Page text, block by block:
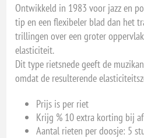
Ontwikkeld in 1983 voor jazz en
tip en een flexibeler blad dan het
trillingen over een groter
elasticiteit.
Dit type rietsnede geeft de
omdat de resulterende
Prijs is per riet
Krijg % 10 extra korting bij
Aantal rieten per doosje: 5